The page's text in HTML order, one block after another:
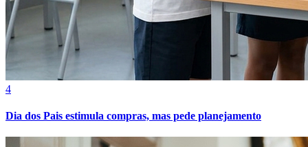
Atlético-MG
4
Dia dos Pais estimula compras, mas pede planejamento